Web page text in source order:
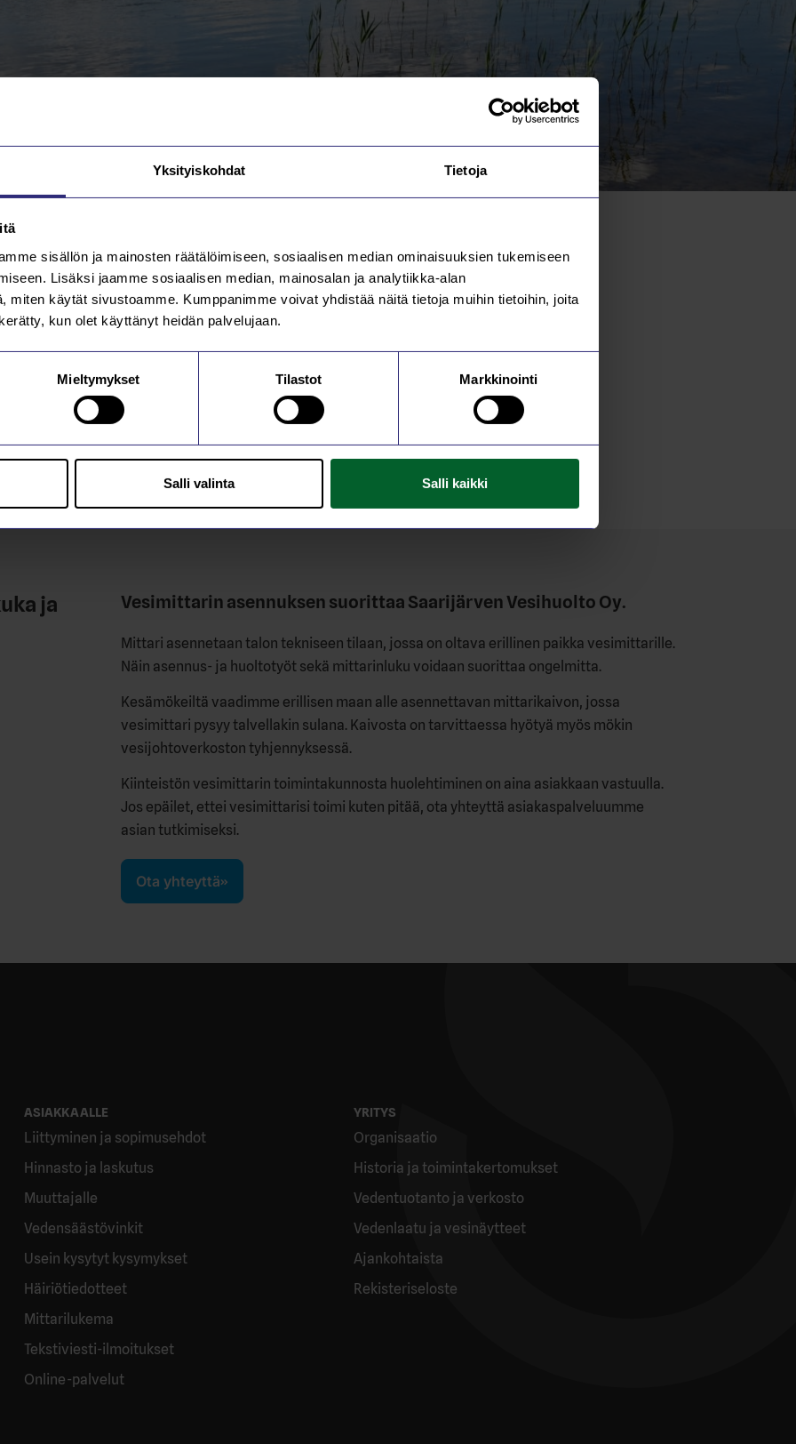
Yksityiskohdat Tietoja
sisällön ja mainosten räätälöimiseen, sosiaalisen median ominaisuuksien tukemiseen
Lisäksi jaamme sosiaalisen median, mainosalan ja analytiikka-alan
miten käytät sivustoamme. Kumppanimme voivat yhdistää näitä tietoja muihin tietoihin, joita
kun olet käyttänyt heidän palvelujaan.
Mieltymykset Tilastot Markkinointi
Salli valinta Salli kaikki
online-palvelussa
online-palvelumme kautta ilman
että tunnistaudut palveluun
Löydät nämä tiedot
jonka lähetämme sinulle
ja
Vesimittarin asennuksen suorittaa Saarijärven Vesihuolto Oy.
Mittari asennetaan talon tekniseen tilaan, jossa on oltava erillinen paikka vesimittarille.
Näin asennus- ja huoltotyöt sekä mittarinluku voidaan suorittaa ongelmitta.
Kesämökeiltä vaadimme erillisen maan alle asennettavan mittarikaivon, jossa
vesimittari pysyy talvellakin sulana. Kaivosta on tarvittaessa hyötyä myös mökin
vesijohtoverkoston tyhjennyksessä.
Kiinteistön vesimittarin toimintakunnosta huolehtiminen on aina asiakkaan vastuulla.
Jos epäilet, ettei vesimittarisi toimi kuten pitää, ota yhteyttä asiakaspalveluumme
asian tutkimiseksi.
Ota yhteyttä
ASIAKKAALLE
Liittyminen ja sopimusehdot
Hinnasto ja laskutus
Muuttajalle
Vedensäästövinkit
Usein kysytyt kysymykset
Häiriötiedotteet
Mittarilukema
Tekstiviesti-ilmoitukset
Online-palvelut
YRITYS
Organisaatio
Historia ja toimintakertomukset
Vedentuotanto ja verkosto
Vedenlaatu ja vesinäytteet
Ajankohtaista
Rekisteriseloste